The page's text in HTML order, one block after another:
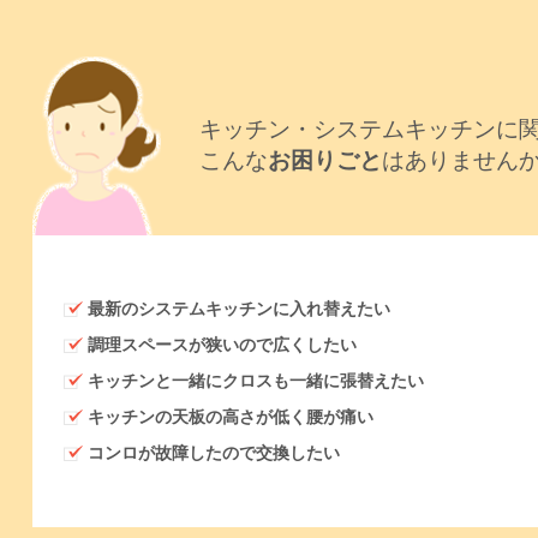
キッチン・システムキッチンに
こんなお困りごとはありません
最新のシステムキッチンに入れ替えたい
調理スペースが狭いので広くしたい
キッチンと一緒にクロスも一緒に張替えたい
キッチンの天板の高さが低く腰が痛い
コンロが故障したので交換したい